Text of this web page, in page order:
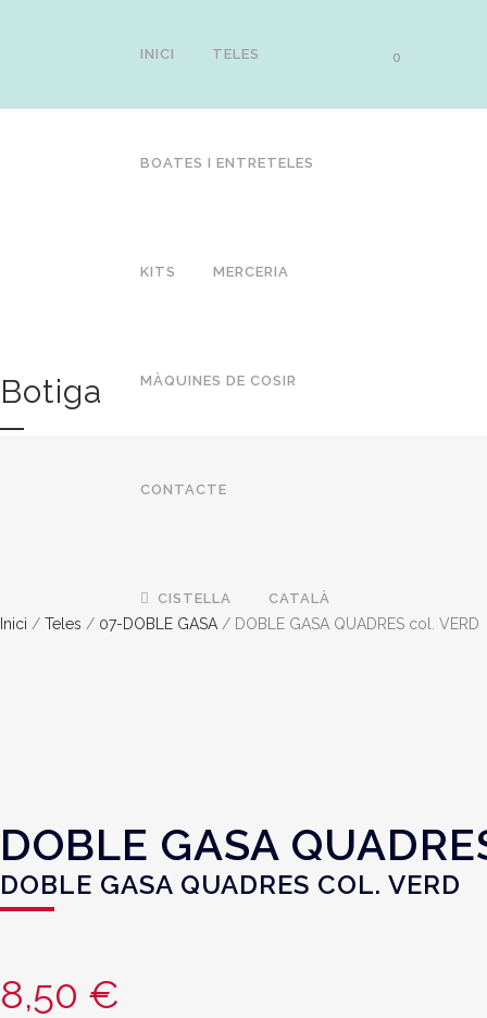
0
INICI TELES
BOATES I ENTRETELES
KITS MERCERIA
MÀQUINES DE COSIR
CONTACTE
CISTELLA CATALÀ
Botiga
Inici / Teles / 07-DOBLE GASA / DOBLE GASA QUADRES col. VERD
DOBLE GASA
DOBLE GASA QUADRES COL. VERD
8,50 €